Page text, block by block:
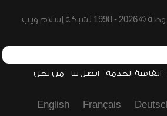
إسلام ويب
اتفاقية الخدمة اتصل بنا من نحن
Français
English